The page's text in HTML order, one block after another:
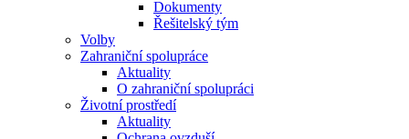
Dokumenty
Řešitelský tým
Volby
Zahraniční spolupráce
Aktuality
O zahraniční spolupráci
Životní prostředí
Aktuality